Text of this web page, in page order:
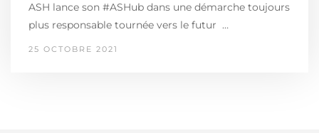
ASH lance son #ASHub dans une démarche toujours
plus responsable tournée vers le futur …
25 OCTOBRE 2021